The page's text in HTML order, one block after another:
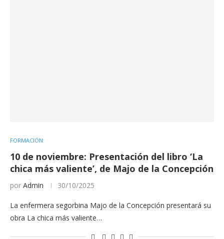
FORMACIÓN
10 de noviembre: Presentación del libro ‘La
chica más valiente’, de Majo de la Concepción
por Admin 30/10/2025
La enfermera segorbina Majo de la Concepción presentará su
obra La chica más valiente…